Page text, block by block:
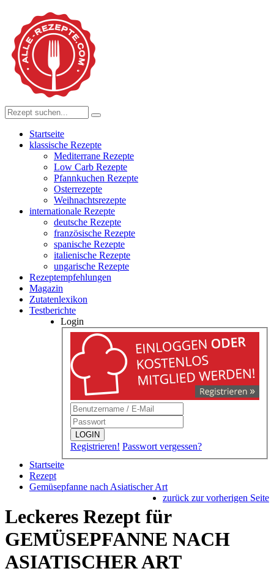
Startseite
klassische Rezepte
Mediterrane Rezepte
Low Carb Rezepte
Pfannkuchen Rezepte
Osterrezepte
Weihnachtsrezepte
internationale Rezepte
deutsche Rezepte
französische Rezepte
spanische Rezepte
italienische Rezepte
ungarische Rezepte
Rezeptempfehlungen
Magazin
Zutatenlexikon
Testberichte
Login
LOGIN
Registrieren! Passwort vergessen?
Startseite
Rezept
Gemüsepfanne nach Asiatischer Art
zurück zur vorherigen Seite
Leckeres Rezept für
GEMÜSEPFANNE NACH
ASIATISCHER ART